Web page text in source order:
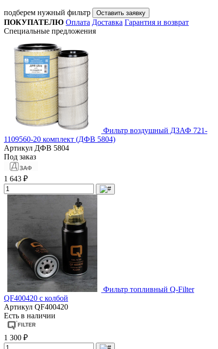
подберем нужный фильтр Оставить заявку
ПОКУПАТЕЛЮ Оплата Доставка Гарантия и возврат
Специальные предложения
Фильтр воздушный ДЗАФ 721-
1109560-20 комплект (ДФВ 5804)
Артикул ДФВ 5804
Под заказ
1 643 ₽
Фильтр топливный Q-Filter
QF400420 с колбой
Артикул QF400420
Есть в наличии
1 300 ₽